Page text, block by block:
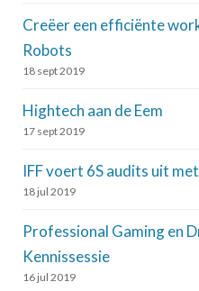
Creëer een efficiënte
Robots
18 sept 2019
Hightech aan de Eem
17 sept 2019
IFF voert 6S audits uit
18 jul 2019
Professional Gaming en
Kennissessie
16 jul 2019